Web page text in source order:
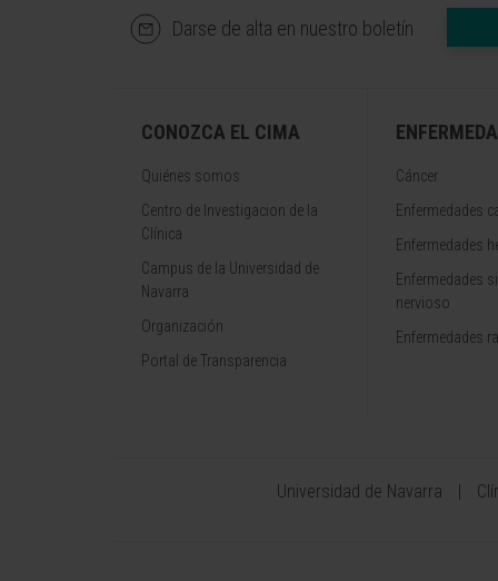
Darse de alta en nuestro boletín
CONOZCA EL CIMA
Quiénes somos
Centro de Investigacion de la
Clínica
Campus de la Universidad de
Navarra
Organización
Portal de Transparencia
Cáncer
Enfermedades
Enfermedades
Enfermedades
nervioso
Enfermedades
Universidad de Navarra